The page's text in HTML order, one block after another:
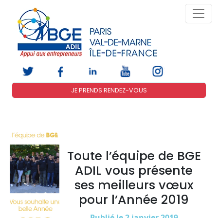
JE PRENDS RENDEZ-VOUS
Toute l’équipe de BGE
ADIL vous présente
ses meilleurs vœux
pour l’Année 2019